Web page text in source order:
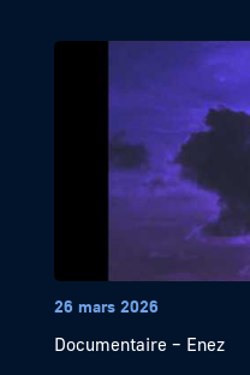
26 mars 2026
Documentaire – Enez